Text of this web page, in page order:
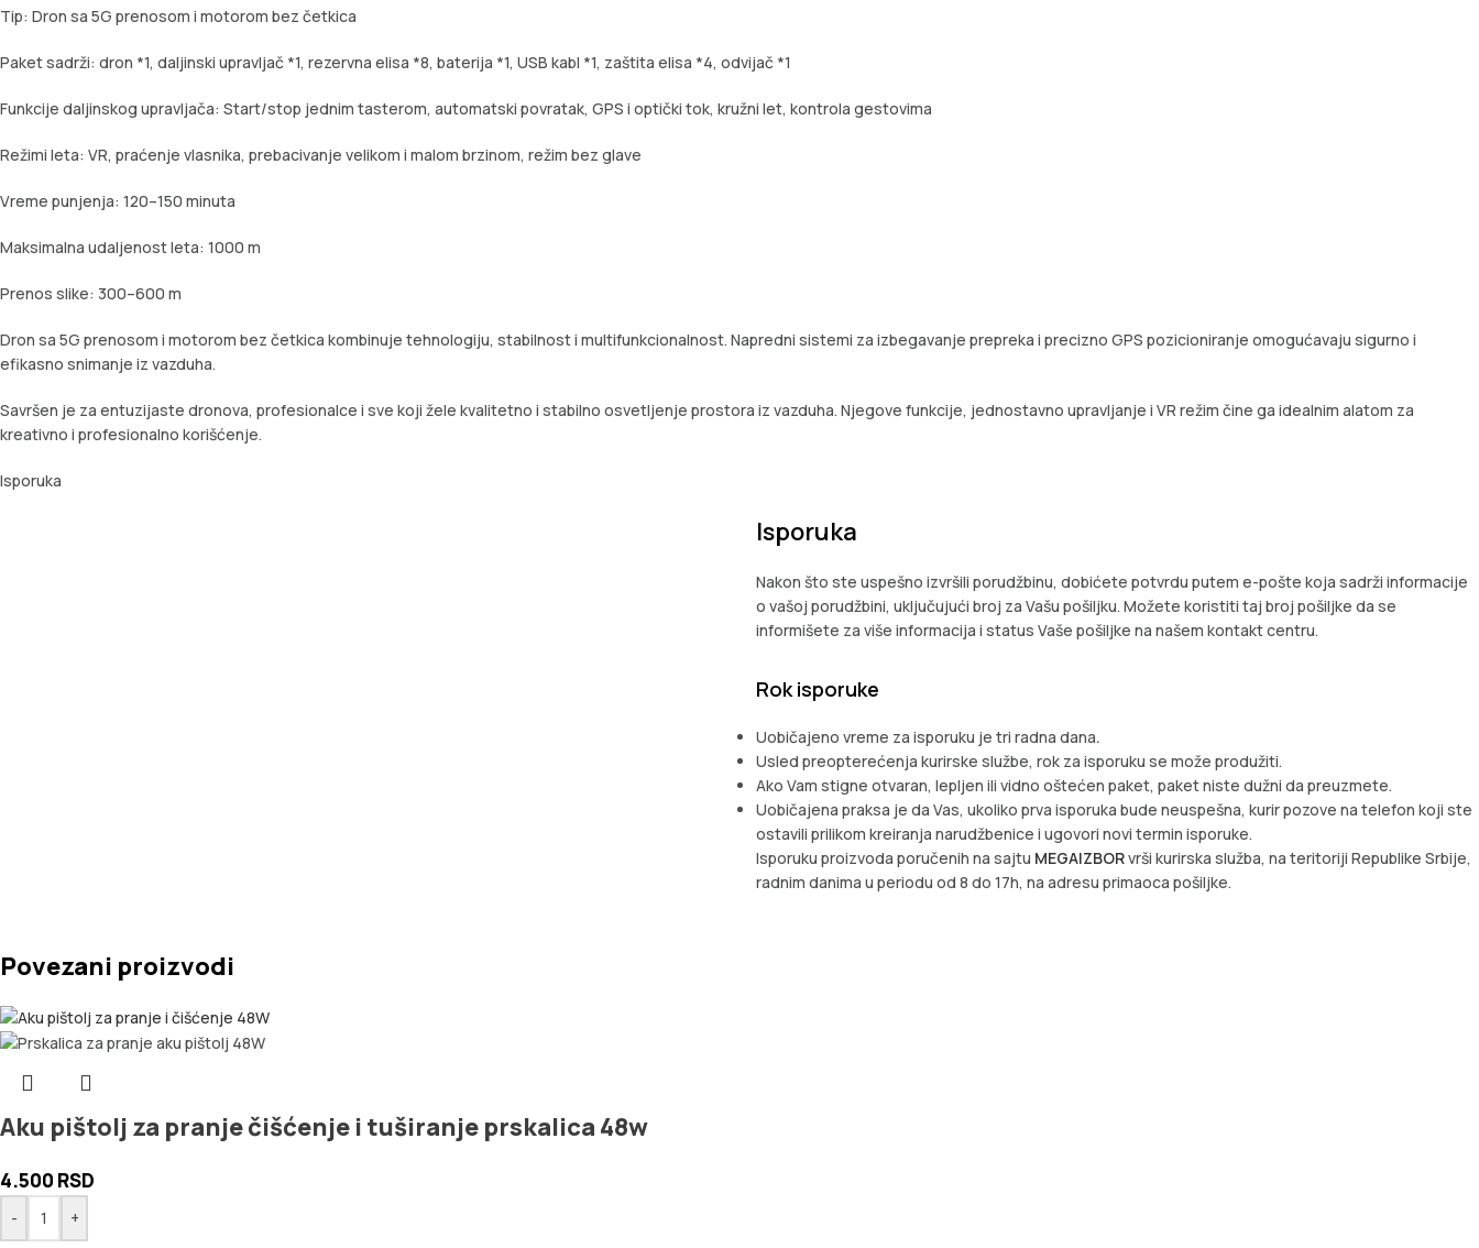
Tip: Dron sa 5G prenosom i motorom bez četkica
Paket sadrži: dron *1, daljinski upravljač *1, rezervna elisa *8, baterija *1, USB kabl *1, zaštita elisa *4, odvijač *1
Funkcije daljinskog upravljača: Start/stop jednim tasterom, automatski povratak, GPS i optički tok, kružni let, kontrola gestovima
Režimi leta: VR, praćenje vlasnika, prebacivanje velikom i malom brzinom, režim bez glave
Vreme punjenja: 120–150 minuta
Maksimalna udaljenost leta: 1000 m
Prenos slike: 300–600 m
Dron sa 5G prenosom i motorom bez četkica kombinuje tehnologiju, stabilnost i multifunkcionalnost. Napredni sistemi za izbegavanje prepreka i precizno GPS pozicioniranje omogućavaju sigurno i
efikasno snimanje iz vazduha.
Savršen je za entuzijaste dronova, profesionalce i sve koji žele kvalitetno i stabilno osvetljenje prostora iz vazduha. Njegove funkcije, jednostavno upravljanje i VR režim čine ga idealnim alatom za
kreativno i profesionalno korišćenje.
Isporuka
Isporuka
Nakon što ste uspešno izvršili porudžbinu, dobićete potvrdu putem e-pošte koja sadrži informacije
o vašoj porudžbini, uključujući broj za Vašu pošiljku. Možete koristiti taj broj pošiljke da se
informišete za više informacija i status Vaše pošiljke na našem kontakt centru.
Rok isporuke
Uobičajeno vreme za isporuku je tri radna dana.
Usled preopterećenja kurirske službe, rok za isporuku se može produžiti.
Ako Vam stigne otvaran, lepljen ili vidno oštećen paket, paket niste dužni da preuzmete.
Uobičajena praksa je da Vas, ukoliko prva isporuka bude neuspešna, kurir pozove na telefon koji ste
ostavili prilikom kreiranja narudžbenice i ugovori novi termin isporuke.
Isporuku proizvoda poručenih na sajtu MEGAIZBORvrši kurirska služba, na teritoriji Republike Srbije,
radnim danima u periodu od 8 do 17h, na adresu primaoca pošiljke.
Povezani proizvodi
Aku pištolj za pranje čišćenje i tuširanje prskalica 48w
4.500 RSD
-
+